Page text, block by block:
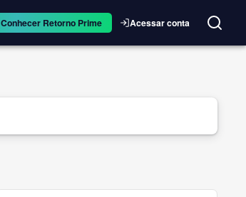
Conhecer Retorno Prime Acessar conta